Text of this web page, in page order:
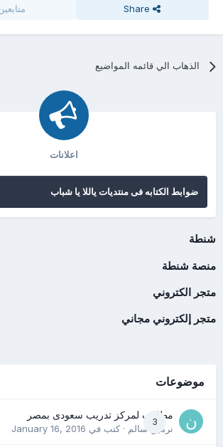
Share متابعين
الذهاب الي قائمه المواضيع
اعلانات
ضوابط الكتابه فى منتديات ياللا يا شباب
شنطة
منصة شنطة
متجر الكتروني
متجر إلكتروني مجاني
موضوعات
3
مطلوب لمركز تدريب سعودى بمصر
نرمين سالم· كتب في January 16, 2016